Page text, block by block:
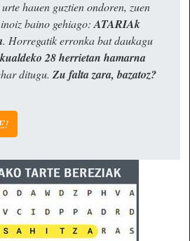
hauen guztien ondoren, zuen
baino gehiago:ATARIAk
. Horregatik erronka bat daukagu
28 herrietan hamarna
ditugu. Zu falta zara, bazatoz?